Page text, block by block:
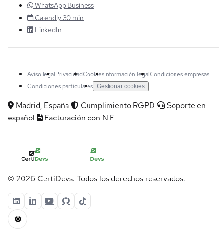
WhatsApp Business
Calendly 30 min
LinkedIn
Aviso legalPrivacidadCookiesInformación legalCondiciones empresas
Condiciones particulares Gestionar cookies
Madrid, España Cumplimiento RGPD
Soporte en
español
Facturación con NIF
© 2026 CertiDevs. Todos los derechos reservados.